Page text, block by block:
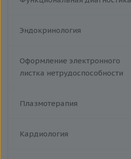
Эндокринология
Оформление электронного
листка нетрудоспособности
Плазмотерапия
Кардиология